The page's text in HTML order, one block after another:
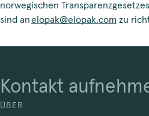
norwegischen
sind anelopak@elopak.com zu
Kontakt
ÜBER